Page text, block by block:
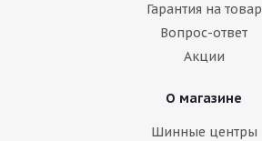
Гарантия на товар
Вопрос-ответ
Акции
О магазине
Шинные центры